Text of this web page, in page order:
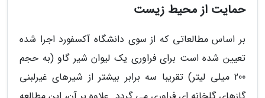
حمایت از محیط زیست
بر اساس مطالعاتی که از سوی دانشگاه آکسفورد اجرا شده
تعیین شده است برای فراوری یک لیوان شیر گاو (به حجم
200 میلی لیتر) تقریبا سه برابر بیشتر از شیرهای غیرلبنی